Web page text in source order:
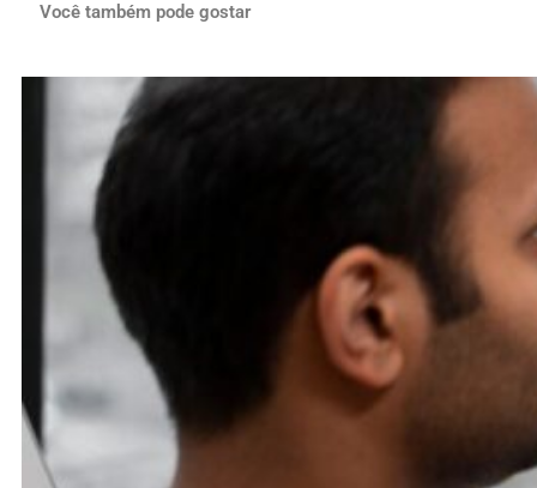
Você também pode gostar